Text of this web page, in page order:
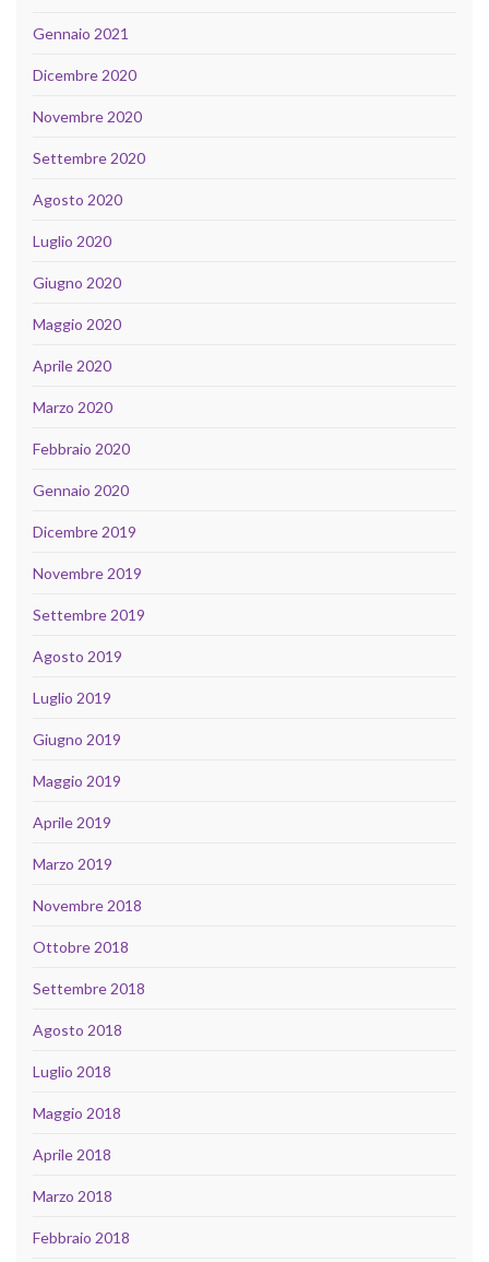
Gennaio 2021
Dicembre 2020
Novembre 2020
Settembre 2020
Agosto 2020
Luglio 2020
Giugno 2020
Maggio 2020
Aprile 2020
Marzo 2020
Febbraio 2020
Gennaio 2020
Dicembre 2019
Novembre 2019
Settembre 2019
Agosto 2019
Luglio 2019
Giugno 2019
Maggio 2019
Aprile 2019
Marzo 2019
Novembre 2018
Ottobre 2018
Settembre 2018
Agosto 2018
Luglio 2018
Maggio 2018
Aprile 2018
Marzo 2018
Febbraio 2018